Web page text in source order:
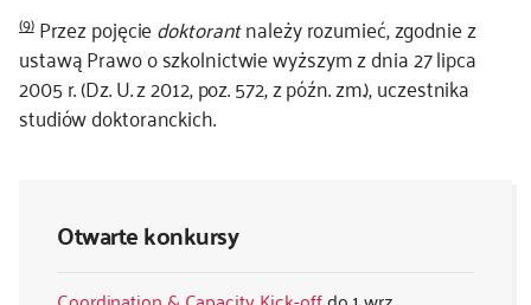
Otwarte konkursy
(9)Przez pojęciedoktorantnależy rozumieć, zgodnie z
ustawą Prawo o szkolnictwie wyższym z dnia 27 lipca
2005 r. (Dz. U. z 2012, poz. 572, z późn. zm.), uczestnika
studiów doktoranckich.